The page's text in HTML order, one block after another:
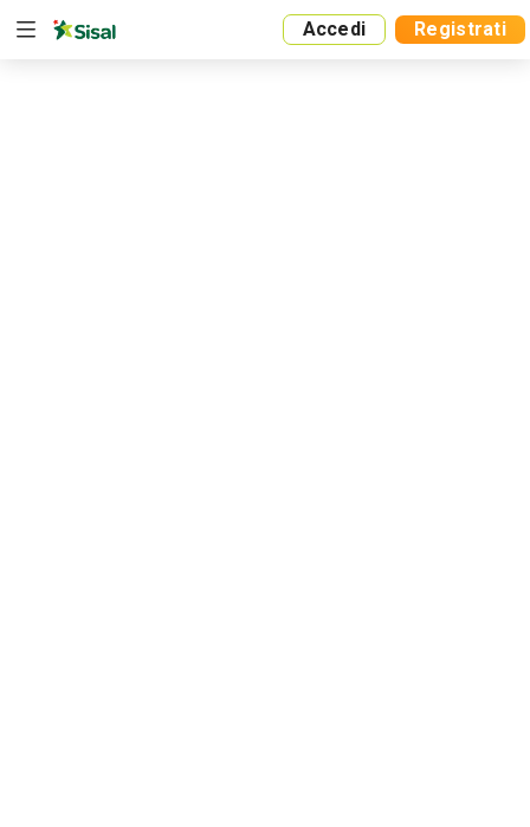
Accedi Registrati